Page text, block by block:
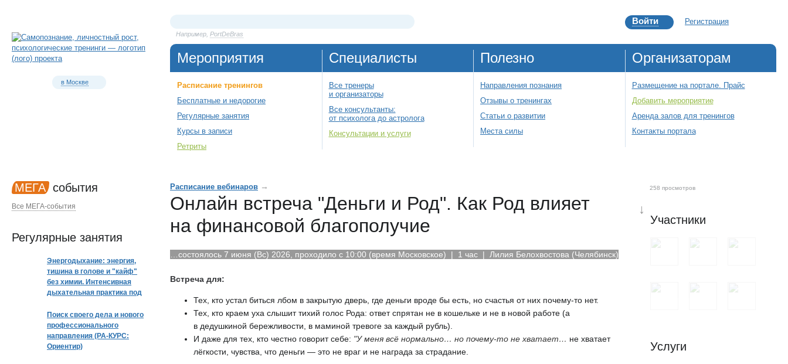
в Москве
Например, PortDeBras
Войти Регистрация
Мероприятия
Расписание тренингов
Бесплатные и недорогие
Регулярные занятия
Курсы в записи
Ретриты
Специалисты
Все тренеры
и организаторы
Все консультанты:
от психолога до астролога
Консультации и услуги
Полезно
Направления познания
Отзывы о тренингах
Статьи о развитии
Места силы
Организаторам
Размещение на портале. Прайс
Добавить мероприятие
Аренда залов для тренингов
Контакты портала
↓
Участники
Услуги
Расписание вебинаров →
Онлайн встреча "Деньги и Род". Как Род влияет
на финансовой благополучие
258 просмотров
…состоялось 7 июня (Вс) 2026, проходило с 10:00 (время Московское) | 1 час | Лилия Белохвостова (Челябинск)
Встреча для:
Тех, кто устал биться лбом в закрытую дверь, где деньги вроде бы есть, но счастья от них почему-то нет.
Тех, кто краем уха слышит тихий голос Рода: ответ спрятан не в кошельке и не в новой работе (а
в дедушкиной бережливости, в маминой тревоге за каждый рубль).
И даже для тех, кто честно говорит себе: "У меня всё нормально… но почему-то не хватает… не хватает
лёгкости, чувства, что деньги — это не враг и не награда за страдание.
МЕГА события
Все МЕГА-события
Регулярные занятия
Энергодыхание: энергия,
тишина в голове и "кайф"
без химии. Интенсивная
дыхательная практика под
Поиск своего дела и нового
профессионального
направления (РА-КУРС:
Ориентир)